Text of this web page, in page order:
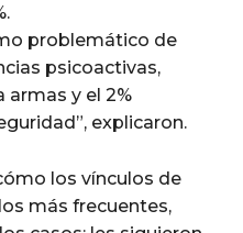
problemático de
psicoactivas,
armas y el 2%
explicaron.
los vínculos de
más frecuentes,